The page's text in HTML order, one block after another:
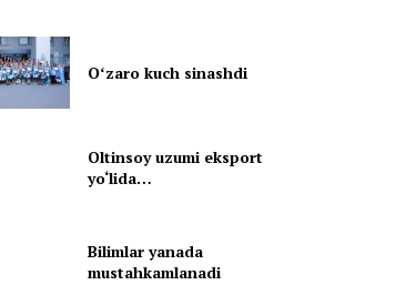
Oʻzaro kuch sinashdi
Oltinsoy uzumi eksport
yo‘lida…
Bilimlar yanada
mustahkamlanadi